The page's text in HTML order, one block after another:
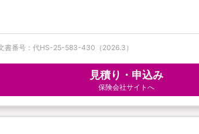
書番号：代HS-25-583-430（2026.3）
見積り・申込み
保険会社サイトへ